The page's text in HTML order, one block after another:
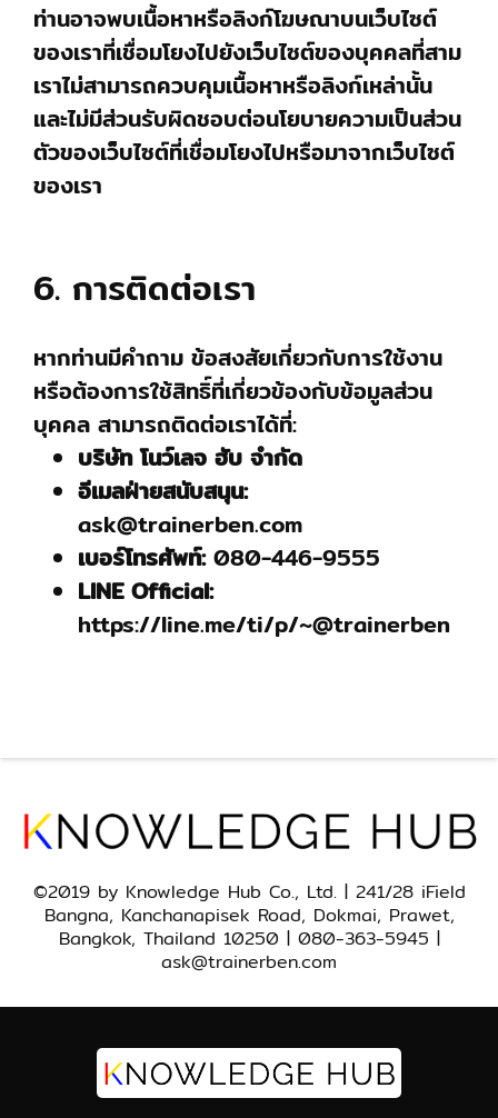
ท่านอาจพบเนื้อหาหรือลิงก์โฆษณาบนเว็บไซต์
ของเราที่เชื่อมโยงไปยังเว็บไซต์ของบุคคลที่สาม
เราไม่สามารถควบคุมเนื้อหาหรือลิงก์เหล่านั้น
และไม่มีส่วนรับผิดชอบต่อนโยบายความเป็นส่วน
ตัวของเว็บไซต์ที่เชื่อมโยงไปหรือมาจากเว็บไซต์
ของเรา
6. การติดต่อเรา
หากท่านมีคำถาม ข้อสงสัยเกี่ยวกับการใช้งาน
หรือต้องการใช้สิทธิ์ที่เกี่ยวข้องกับข้อมูลส่วน
บุคคล สามารถติดต่อเราได้ที่:
บริษัท โนว์เลจ ฮับ จำกัด
อีเมลฝ่ายสนับสนุน:
ask@trainerben.com
เบอร์โทรศัพท์:080-446-9555
LINE Official:
https://line.me/ti/p/~@trainerben
©2019 by Knowledge Hub Co., Ltd. | 241/28 iField
Bangna, Kanchanapisek Road, Dokmai, Prawet,
Bangkok, Thailand 10250 | 080-363-5945 |
ask@trainerben.com